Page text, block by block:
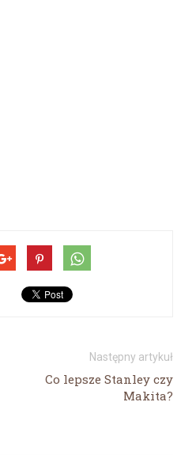
Następny artykuł
Co lepsze Stanley czy
Makita?